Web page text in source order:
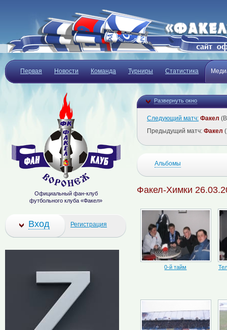
Первая Новости Команда Турниры Статистика
Развернуть окно
Следующий матч: Факел
Предыдущий матч: Факел
Альбомы
Факел-Химки
0-й тайм
Официальный фан-клуб
футбольного клуба «Факел»
Вход Регистрация